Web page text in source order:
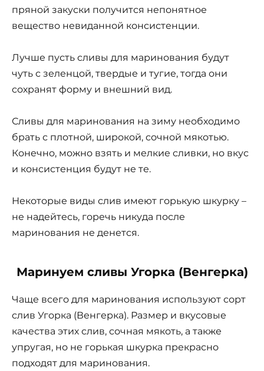
пряной закуски получится непонятное
вещество невиданной консистенции.
Лучше пусть сливы для маринования будут
чуть с зеленцой, твердые и тугие, тогда они
сохранят форму и внешний вид.
Сливы для маринования на зиму необходимо
брать с плотной, широкой, сочной мякотью.
Конечно, можно взять и мелкие сливки, но вкус
и консистенция будут не те.
Некоторые виды слив имеют горькую шкурку –
не надейтесь, горечь никуда после
маринования не денется.
Маринуем сливы Угорка (Венгерка)
Чаще всего для маринования используют сорт
слив Угорка (Венгерка). Размер и вкусовые
качества этих слив, сочная мякоть, а также
упругая, но не горькая шкурка прекрасно
подходят для маринования.